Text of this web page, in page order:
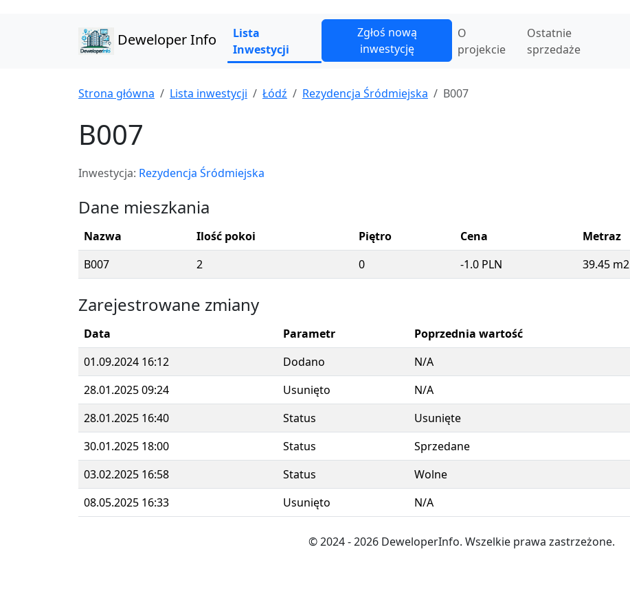
Deweloper Info
Lista
Inwestycji
Zgłoś nową
inwestycję
O
projekcie
Ostatnie
sprzedaże
Strona główna Lista inwestycji Łódź Rezydencja Śródmiejska B007
B007
Inwestycja: Rezydencja Śródmiejska
Dane mieszkania
Nazwa Ilość pokoi Piętro Cena Metraz
B007
2 0 -1.0 PLN 39.45 m2
Zarejestrowane zmiany
Data Parametr Poprzednia wartość
01.09.2024 16:12
Dodano N/A
28.01.2025 09:24
Usunięto N/A
28.01.2025 16:40
Status Usunięte
30.01.2025 18:00
Status Sprzedane
03.02.2025 16:58
Status Wolne
08.05.2025 16:33
Usunięto N/A
© 2024- 2026 DeweloperInfo. Wszelkie prawa zastrzeżone.